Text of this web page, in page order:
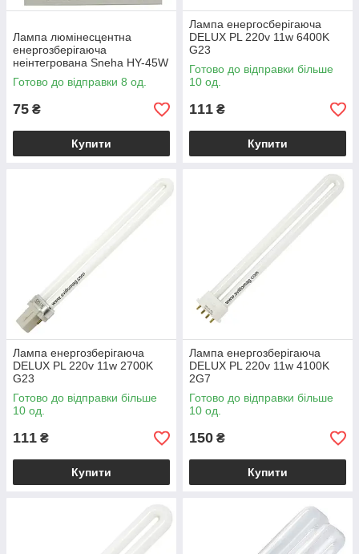
Лампа люмінесцентна
енергозберігаюча
неінтегрована Sneha HY-45W
2G20p
Готово до відправки 8 од.
75 ₴
Купити
Лампа енергосберігаюча
DELUX PL 220v 11w 6400K
G23
Готово до відправки більше
10 од.
111 ₴
Купити
Лампа енергозберігаюча
DELUX PL 220v 11w 2700K
G23
Готово до відправки більше
10 од.
111 ₴
Купити
Лампа енергозберігаюча
DELUX PL 220v 11w 4100K
2G7
Готово до відправки більше
10 од.
150 ₴
Купити